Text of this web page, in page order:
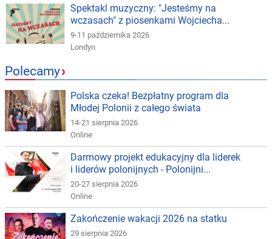
Spektakl muzyczny: "Jesteśmy na
wczasach" z piosenkami Wojciecha...
9-11 października 2026
Londyn
Polecamy›
Polska czeka! Bezpłatny program dla
Młodej Polonii z całego świata
14-21 sierpnia 2026
Online
Darmowy projekt edukacyjny dla liderek
i liderów polonijnych - Polonijni...
20-27 sierpnia 2026
Online
Zakończenie wakacji 2026 na statku
29 sierpnia 2026